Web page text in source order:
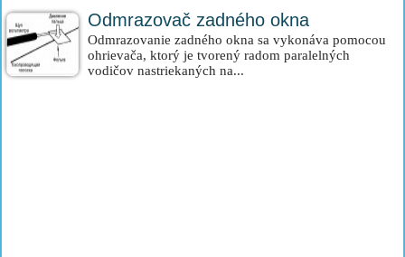
Odmrazovač zadného okna
Odmrazovanie zadného okna sa vykonáva pomocou
ohrievača, ktorý je tvorený radom paralelných
vodičov nastriekaných na...